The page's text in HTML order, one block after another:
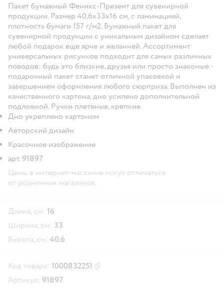
Пакет бумажный Феникс-Презент для сувенирной
продукции. Размер 40,6x33x16 см, с ламинацией,
плотность бумаги 157 г/м2. Бумажный пакет для
сувенирной продукции с уникальным дизайном сделает
любой подарок еще ярче и желанней. Ассортимент
универсальных рисунков подходит для самых различных
поводов: будь это близкие, друзья или просто знакомые -
подарочный пакет станет отличной упаковкой и
завершением оформления любого сюрприза. Выполнен из
качественного картона, дно усилено дополнительной
подложкой. Ручки плетеные, крепкие.
Дно укреплено картоном
Авторский дизайн
Красочное изображение
арт. 91897
Цены в интернет-магазине могут отличаться
от розничных магазинов.
Длина, см: 16
Ширина, см: 33
Высота, см: 40.6
Код товара: 1000832251
Артикул: 91897